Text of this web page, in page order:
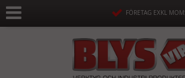
FÖRETAG EXKL